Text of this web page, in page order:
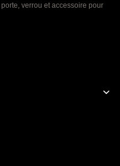
verrou et accessoire pour